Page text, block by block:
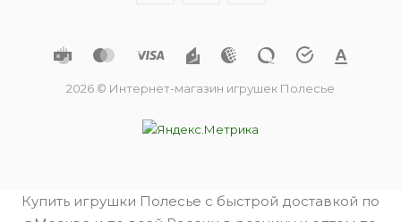
2026 © Интернет-магазин игрушек Полесье
Купить игрушки Полесье с быстрой доставкой по